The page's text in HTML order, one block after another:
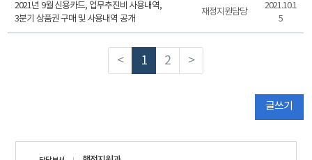
2021년 9월 신용카드, 업무추진비 사용내역,
3분기 상품권 구매 및 사용내역 공개
재정지원담당
2021.10.1
5
< 1 2 >
글쓰기